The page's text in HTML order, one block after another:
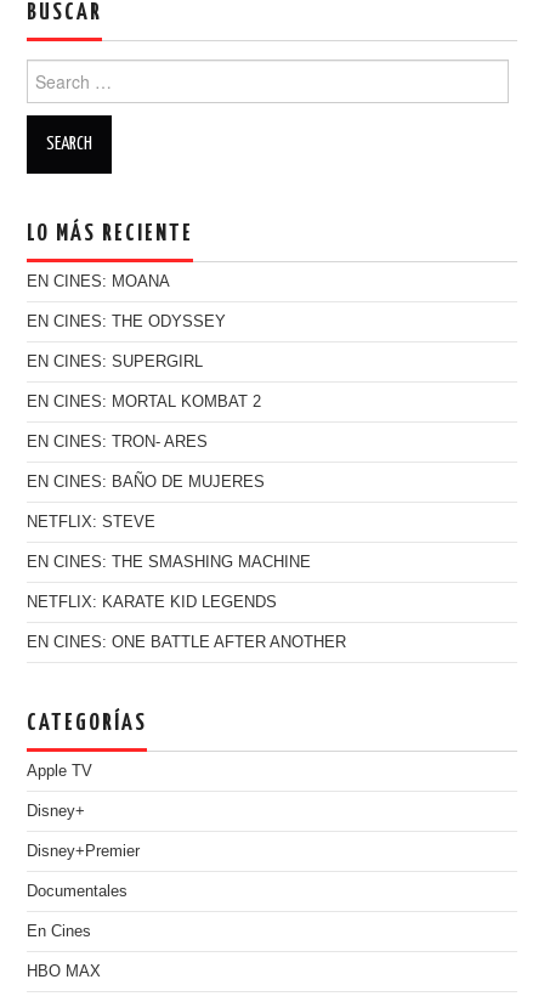
BUSCAR
Search for:
LO MÁS RECIENTE
EN CINES: MOANA
EN CINES: THE ODYSSEY
EN CINES: SUPERGIRL
EN CINES: MORTAL KOMBAT 2
EN CINES: TRON- ARES
EN CINES: BAÑO DE MUJERES
NETFLIX: STEVE
EN CINES: THE SMASHING MACHINE
NETFLIX: KARATE KID LEGENDS
EN CINES: ONE BATTLE AFTER ANOTHER
CATEGORÍAS
Apple TV
Disney+
Disney+Premier
Documentales
En Cines
HBO MAX